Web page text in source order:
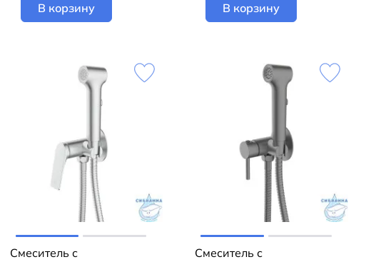
В корзину В корзину
Смеситель с
Смеситель с